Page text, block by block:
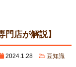
店が解説】
2024.1.28 豆知識